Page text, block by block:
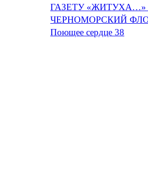
ГАЗЕТУ
ЧЕРНОМОРСКИЙ
Поющее сердце 38